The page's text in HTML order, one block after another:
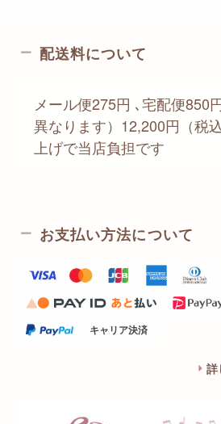
配送料について
メール便275円 ､宅配便850
異なります）12,200円（税
上げで当店負担です
お支払い方法について
キャリア決済
詳